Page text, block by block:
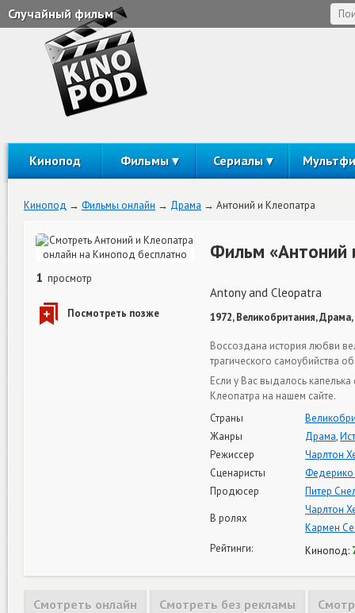
Случайный фильм
Кинопод Фильмы Сериалы
Кинопод Фильмы онлайн Драма Антоний и Клеопатра
1 просмотр
Фильм «Антоний
Antony and Cleopatra
1972, Великобритания,
Воссоздана история любви
трагического самоубийства
Если у Вас выдалось
Клеопатра на нашем сайте.
Страны
Жанры
Драма,
Режиссер
Чарлтон
Сценаристы
Федерико
Продюсер
Питер
В ролях
Чарлтон
Кармен
Рейтинги:
Кинопод:
Смотреть онлайн Смотреть без рекламы